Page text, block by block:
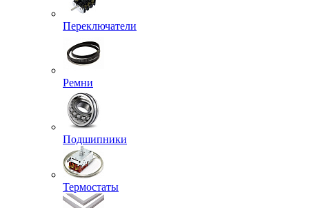
Переключатели
Ремни
Подшипники
Термостаты